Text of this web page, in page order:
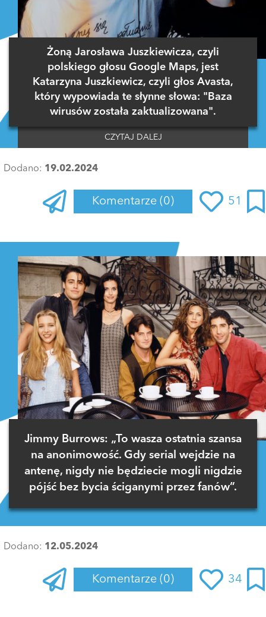
Żoną Jarosława Juszkiewicza, czyli
polskiego głosu Google Maps, jest
Katarzyna Juszkiewicz, czyli głos Avasta,
który wypowiada te słynne słowa: "Baza
wirusów została zaktualizowana".
CZYTAJ DALEJ
Dodano: 19.02.2024
Komentarze (0) 51
Jimmy Burrows: „To wasza ostatnia szansa
na anonimowość. Gdy serial wejdzie na
antenę, nigdy nie będziecie mogli nigdzie
pójść bez bycia ściganymi przez fanów”.
Dodano: 12.05.2024
Komentarze (0) 34